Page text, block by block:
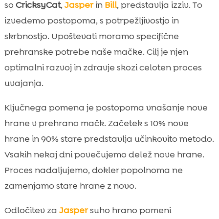
so CricksyCat, Jasperin Bill, predstavlja izziv. To
izvedemo postopoma, s potrpežljivostjo in
skrbnostjo. Upoštevati moramo specifične
prehranske potrebe naše mačke. Cilj je njen
optimalni razvoj in zdravje skozi celoten proces
uvajanja.
Ključnega pomena je postopoma vnašanje nove
hrane v prehrano mačk. Začetek s 10% nove
hrane in 90% stare predstavlja učinkovito metodo.
Vsakih nekaj dni povečujemo delež nove hrane.
Proces nadaljujemo, dokler popolnoma ne
zamenjamo stare hrane z novo.
Odločitev za Jaspersuho hrano pomeni